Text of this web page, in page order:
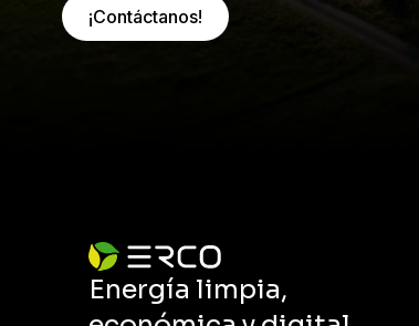
¡Contáctanos!
Energía limpia,